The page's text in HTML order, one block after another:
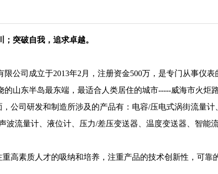
突破自我，追求卓越。
司成立于2013年2月，注册资金500万，是专门从事仪表
山东半岛最东端，最适合人类居住的城市-----威海市火炬
公司研发和制造所涉及的产品有：电容/压电式涡街流量
波流量计、液位计、压力/差压变送器、温度变送器、智能
高素质人才的吸纳和培养，注重产品的技术创新性，可靠